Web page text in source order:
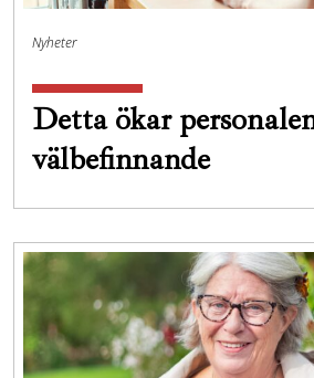
Nyheter
Detta ökar
välbefinnande